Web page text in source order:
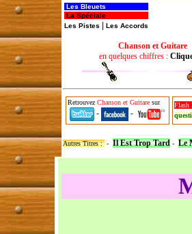
Les Bleuets
La Spéciale
Les Pistes
Les Accords
Chanson et Guitare
en quelques chiffres :
Retrouvez Chanson et Guitare sur
- -
Flash
Autres Titres : - Il Est Trop Tard - Le